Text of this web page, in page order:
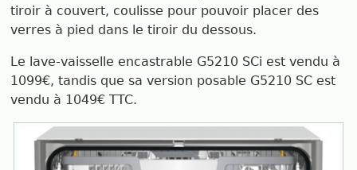
tiroir à couvert, coulisse pour pouvoir placer des
verres à pied dans le tiroir du dessous.
Le lave-vaisselle encastrable G5210 SCi est vendu à
1099€, tandis que sa version posable G5210 SC est
vendu à 1049€ TTC.